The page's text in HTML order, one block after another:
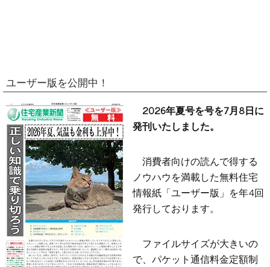
ユーザー版を公開中！
2026年夏号を号を7月8日に
発刊いたしました。
消費者向けの読んで得する
ノウハウを満載した無料住宅
情報紙「ユーザー版」を年4回
発行しております。
ファイルサイズが大きいの
で、パケット通信料金定額制